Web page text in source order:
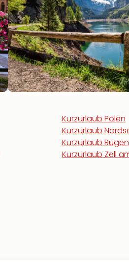
Kurzurlaub Polen
Kurzurlaub
Kurzurlaub Rügen
Kurzurlaub Zell